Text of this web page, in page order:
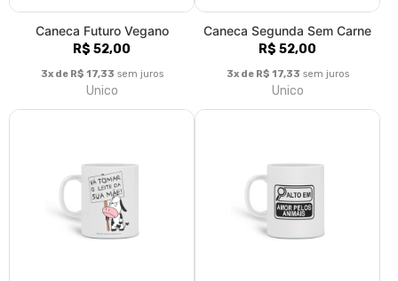
Caneca Futuro Vegano
R$ 52,00
3x de R$ 17,33 sem juros
Unico
Caneca Segunda Sem Carne
R$ 52,00
3x de R$ 17,33 sem juros
Unico